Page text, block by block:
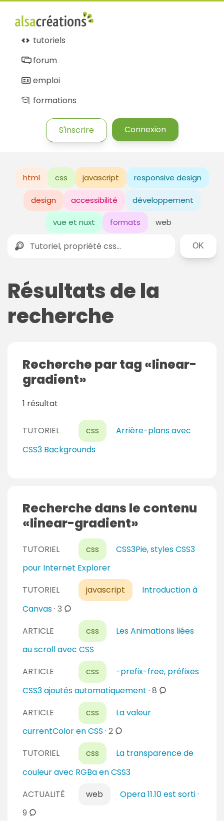
tutoriels
forum
emploi
formations
S'inscrire Connexion
html css javascript responsive design
design accessibilité développement
vue et nuxt formats web
Rechercher
Résultats de la
recherche
Recherche par tag
linear-
gradient
1 résultat
TUTORIEL css
Arrière-plans avec
CSS3 Backgrounds
Recherche dans le contenu
linear-gradient
TUTORIEL css
CSS3Pie, styles CSS3
pour Internet Explorer
TUTORIEL
javascript
Introduction à
Canvas· 3 c
m
a
e
ARTICLE css
Les Animations liées
au scroll avec CSS
ARTICLE
css
-prefix-free, préfixes
CSS3 ajoutés automatiquement · 8 c
n
i
ARTICLE css
La valeur
currentColor en CSS · 2c
m
m
TUTORIEL css
La transparence de
couleur avec RGBa en CSS3
ACTUALITÉ
web Opera 11.10 est sorti·
9 c